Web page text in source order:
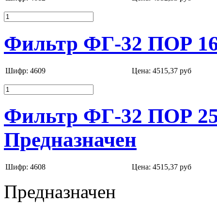
Фильтр ФГ-32 ПОР
Шифр: 4609 Цена: 4515,37 руб
Фильтр ФГ-32 ПОР
Предназначен
Шифр: 4608 Цена: 4515,37 руб
Предназначен